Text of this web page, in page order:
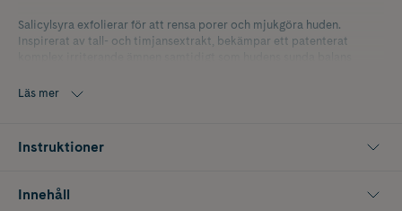
Salicylsyra exfolierar för att rensa porer och mjukgöra huden.
Inspirerat av tall- och timjansextrakt, bekämpar ett patenterat
Läs mer
Instruktioner
Innehåll